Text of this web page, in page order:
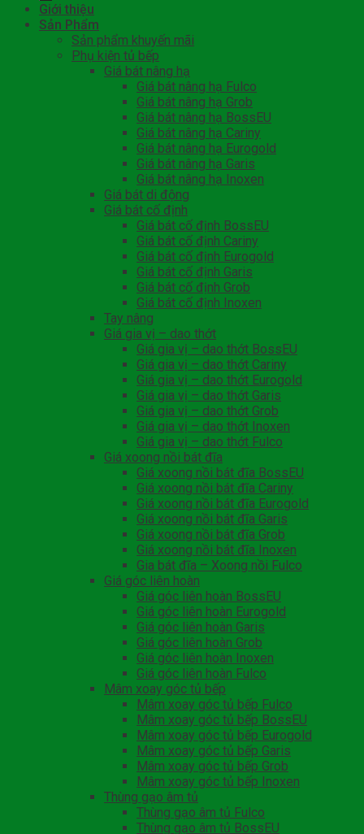
Giới thiệu
Sản Phẩm
Sản phẩm khuyến mãi
Phụ kiện tủ bếp
Giá bát nâng hạ
Giá bát nâng hạ Fulco
Giá bát nâng hạ Grob
Giá bát nâng hạ BossEU
Giá bát nâng hạ Cariny
Giá bát nâng hạ Eurogold
Giá bát nâng hạ Garis
Giá bát nâng hạ Inoxen
Giá bát di động
Giá bát cố định
Giá bát cố định BossEU
Giá bát cố định Cariny
Giá bát cố định Eurogold
Giá bát cố định Garis
Giá bát cố định Grob
Giá bát cố định Inoxen
Tay nâng
Giá gia vị – dao thớt
Giá gia vị – dao thớt BossEU
Giá gia vị – dao thớt Cariny
Giá gia vị – dao thớt Eurogold
Giá gia vị – dao thớt Garis
Giá gia vị – dao thớt Grob
Giá gia vị – dao thớt Inoxen
Giá gia vị – dao thớt Fulco
Giá xoong nồi bát đĩa
Giá xoong nồi bát đĩa BossEU
Giá xoong nồi bát đĩa Cariny
Giá xoong nồi bát đĩa Eurogold
Giá xoong nồi bát đĩa Garis
Giá xoong nồi bát đĩa Grob
Giá xoong nồi bát đĩa Inoxen
Gia bát đĩa – Xoong nồi Fulco
Giá góc liên hoàn
Giá góc liên hoàn BossEU
Giá góc liên hoàn Eurogold
Giá góc liên hoàn Garis
Giá góc liên hoàn Grob
Giá góc liên hoàn Inoxen
Giá góc liên hoàn Fulco
Mâm xoay góc tủ bếp
Mâm xoay góc tủ bếp Fulco
Mâm xoay góc tủ bếp BossEU
Mâm xoay góc tủ bếp Eurogold
Mâm xoay góc tủ bếp Garis
Mâm xoay góc tủ bếp Grob
Mâm xoay góc tủ bếp Inoxen
Thùng gạo âm tủ
Thùng gạo âm tủ Fulco
Thùng gạo âm tủ BossEU